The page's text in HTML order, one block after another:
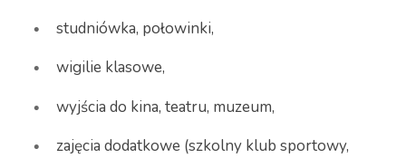
studniówka, połowinki,
wigilie klasowe,
wyjścia do kina, teatru, muzeum,
zajęcia dodatkowe (szkolny klub sportowy,